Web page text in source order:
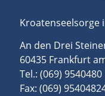
Kroatenseelsorge
An den Drei
60435 Frankfurt
Tel.: (069) 9540480
Fax: (069)